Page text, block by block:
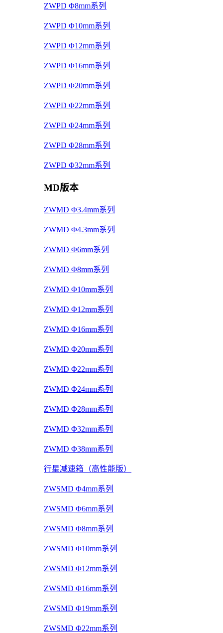
ZWPD Φ8mm系列
ZWPD Φ10mm系列
ZWPD Φ12mm系列
ZWPD Φ16mm系列
ZWPD Φ20mm系列
ZWPD Φ22mm系列
ZWPD Φ24mm系列
ZWPD Φ28mm系列
ZWPD Φ32mm系列
MD版本
ZWMD Φ3.4mm系列
ZWMD Φ4.3mm系列
ZWMD Φ6mm系列
ZWMD Φ8mm系列
ZWMD Φ10mm系列
ZWMD Φ12mm系列
ZWMD Φ16mm系列
ZWMD Φ20mm系列
ZWMD Φ22mm系列
ZWMD Φ24mm系列
ZWMD Φ28mm系列
ZWMD Φ32mm系列
ZWMD Φ38mm系列
行星减速箱（高性能版）
ZWSMD Φ4mm系列
ZWSMD Φ6mm系列
ZWSMD Φ8mm系列
ZWSMD Φ10mm系列
ZWSMD Φ12mm系列
ZWSMD Φ16mm系列
ZWSMD Φ19mm系列
ZWSMD Φ22mm系列